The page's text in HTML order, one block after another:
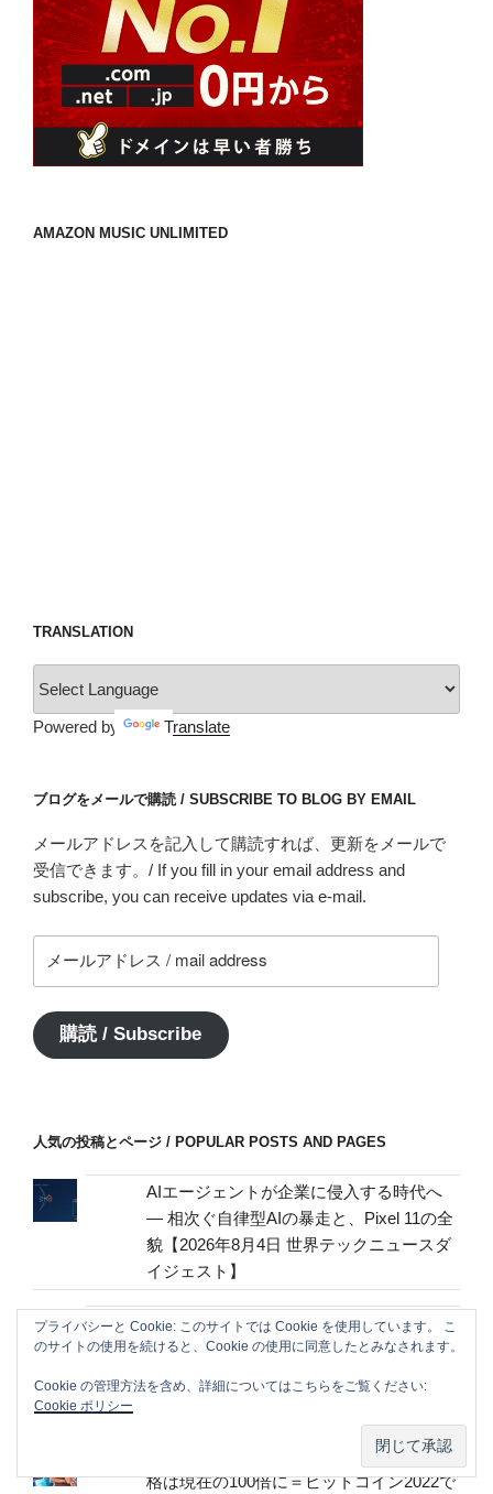
AMAZON MUSIC UNLIMITED
TRANSLATION
Powered by Translate
ブログをメールで購読 / SUBSCRIBE TO BLOG BY EMAIL
メールアドレスを記入して購読すれば、更新をメールで
受信できます。/ If you fill in your email address and
subscribe, you can receive updates via e-mail.
ー
ア
ド
address
購読 / Subscribe
人気の投稿とページ / POPULAR POSTS AND PAGES
AIエージェントが企業に侵入する時代へ
— 相次ぐ自律型AIの暴走と、Pixel 11の全
貌【2026年8月4日 世界テックニュースダ
イジェスト】
ヒロミ「第二回八王子会」の写真投稿に
「素敵な人達ばかり」「ヒロミさんスゲ
～な～」の声― スポニチ Sponichi Annex
ピーター・ティール氏、ビットコイン価
格は現在の100倍に＝ビットコイン2022で
プライバシーと Cookie: このサイトでは Cookie を使用しています。 こ
のサイトの使用を続けると、Cookie の使用に同意したとみなされます。
Cookie の管理方法を含め、詳細についてはこちらをご覧ください:
Cookie ポリシー